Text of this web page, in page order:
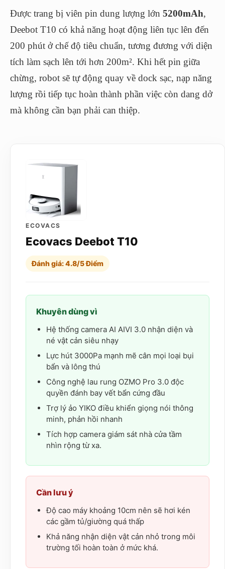
Được trang bị viên pin dung lượng lớn 5200mAh,
Deebot T10 có khả năng hoạt động liên tục lên đến
200 phút ở chế độ tiêu chuẩn, tương đương với diện
tích làm sạch lên tới hơn 200m². Khi hết pin giữa
chừng, robot sẽ tự động quay về dock sạc, nạp năng
lượng rồi tiếp tục hoàn thành phần việc còn dang dở
mà không cần bạn phải can thiệp.
ECOVACS
Ecovacs Deebot T10
Đánh giá: 4.8/5 Điểm
Khuyên dùng vì
Hệ thống camera AI AIVI 3.0 nhận diện và
né vật cản siêu nhạy
Lực hút 3000Pa mạnh mẽ cân mọi loại bụi
bẩn và lông thú
Công nghệ lau rung OZMO Pro 3.0 độc
quyền đánh bay vết bẩn cứng đầu
Trợ lý ảo YIKO điều khiển giọng nói thông
minh, phản hồi nhanh
Tích hợp camera giám sát nhà cửa tầm
nhìn rộng từ xa.
Cần lưu ý
Độ cao máy khoảng 10cm nên sẽ hơi kén
các gầm tủ/giường quá thấp
Khả năng nhận diện vật cản nhỏ trong môi
trường tối hoàn toàn ở mức khá.